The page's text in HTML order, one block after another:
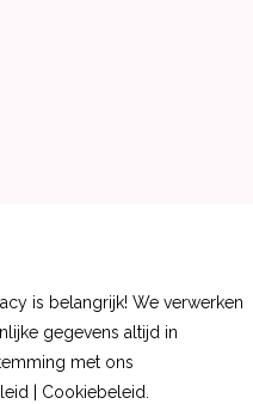
is belangrijk! We verwerken
gegevens altijd in
met ons
Cookiebeleid